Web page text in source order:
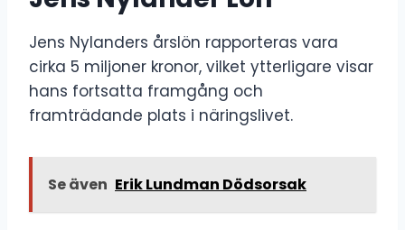
Jens Nylanders årslön rapporteras vara
cirka 5 miljoner kronor, vilket ytterligare visar
hans fortsatta framgång och
framträdande plats i näringslivet.
Se även Erik Lundman Dödsorsak